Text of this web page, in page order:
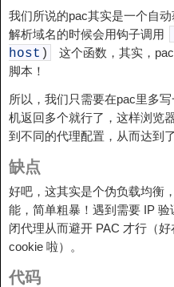
我们所说的pac其实是一个自
解析域名的时候会用钩子调用
host )
这个函数，其实，
脚本！
所以，我们只需要在pac里多
机返回多个就行了，这样浏览
到不同的代理配置，从而达到
缺点
好吧，这其实是个伪负载均衡
能，简单粗暴！遇到需要 IP
闭代理从而避开 PAC 才行（
cookie 啦）。
代码